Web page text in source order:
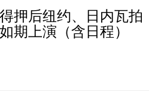
押后纽约、日内瓦拍
上演（含日程）